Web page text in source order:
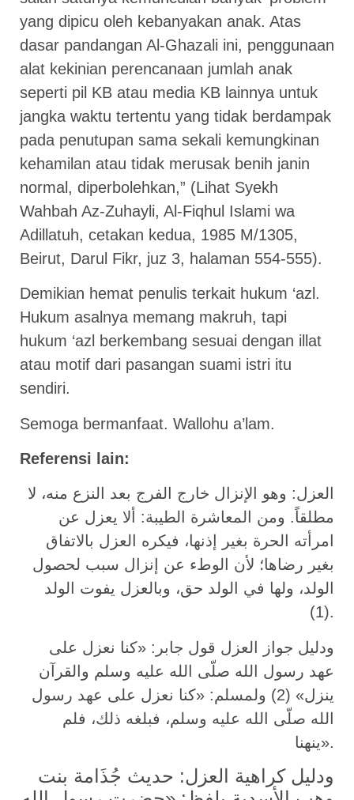
yang dipicu oleh kebanyakan anak. Atas
dasar pandangan Al-Ghazali ini, penggunaan
alat kekinian perencanaan jumlah anak
seperti pil KB atau media KB lainnya untuk
jangka waktu tertentu yang tidak berdampak
pada penutupan sama sekali kemungkinan
kehamilan atau tidak merusak benih janin
normal, diperbolehkan,” (Lihat Syekh
Wahbah Az-Zuhayli, Al-Fiqhul Islami wa
Adillatuh, cetakan kedua, 1985 M/1305,
Beirut, Darul Fikr, juz 3, halaman 554-555).
Demikian hemat penulis terkait hukum ‘azl.
Hukum asalnya memang makruh, tapi
hukum ‘azl berkembang sesuai dengan illat
atau motif dari pasangan suami istri itu
sendiri.
Semoga bermanfaat. Wallohu a’lam.
Referensi lain:
العزل: وهو الإنزال خارج الفرج بعد النزع منه، لا
مطلقاً. ومن المعاشرة الطيبة: ألا يعزل عن
امرأته الحرة بغير إذنها، فيكره العزل بالاتفاق
بغير رضاها؛ لأن الوطء عن إنزال سبب لحصول
الولد، ولها في الولد حق، وبالعزل يفوت الولد
(1).
ودليل جواز العزل قول جابر: «كنا نعزل على
عهد رسول الله صلّى الله عليه وسلم والقرآن
ينزل» (2) ولمسلم: «كنا نعزل على عهد رسول
الله صلّى الله عليه وسلم، فبلغه ذلك، فلم
ينهنا».
ودليل كراهية العزل: حديث جُذَامة بنت